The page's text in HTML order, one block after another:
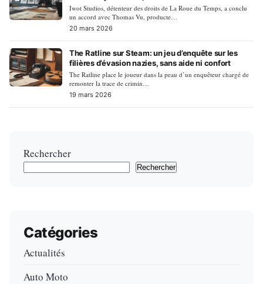
en chantier
Iwot Studios, détenteur des droits de La Roue du Temps, a conclu
un accord avec Thomas Vu, producte…
20 mars 2026
The Ratline sur Steam: un jeu d’enquête sur les
filières d’évasion nazies, sans aide ni confort
The Ratline place le joueur dans la peau d’un enquêteur chargé de
remonter la trace de crimin…
19 mars 2026
Rechercher
Rechercher
Catégories
Actualités
Auto Moto